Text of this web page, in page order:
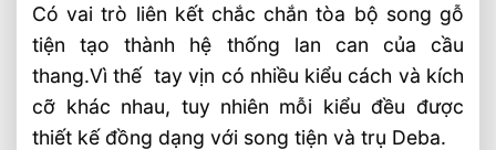
Có vai trò liên kết chắc chắn tòa bộ song gỗ
tiện tạo thành hệ thống lan can của cầu
thang.Vì thế tay vịn có nhiều kiểu cách và kích
cỡ khác nhau, tuy nhiên mỗi kiểu đều được
thiết kế đồng dạng với song tiện và trụ Deba.